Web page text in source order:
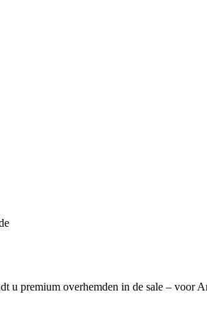
premium overhemden in de sale – voor